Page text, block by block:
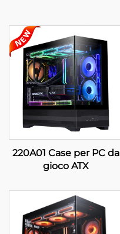
220A01 Case per PC da
gioco ATX